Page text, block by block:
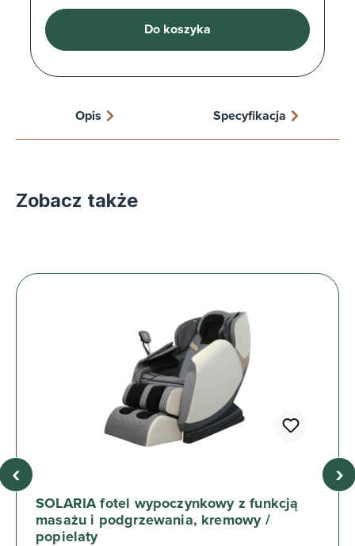
Do koszyka
Opis Specyfikacja
Zobacz także
SOLARIA fotel wypoczynkowy z funkcją
masażu i podgrzewania, kremowy /
popielaty
‹ ›